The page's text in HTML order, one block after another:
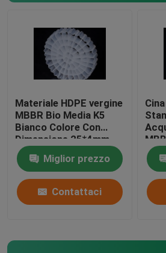
Materiale HDPE vergine
MBBR Bio Media K5
Bianco Colore Con
Dimensione 25*4mm
Per attrezzature IFAS
Miglior prezzo
Contattaci